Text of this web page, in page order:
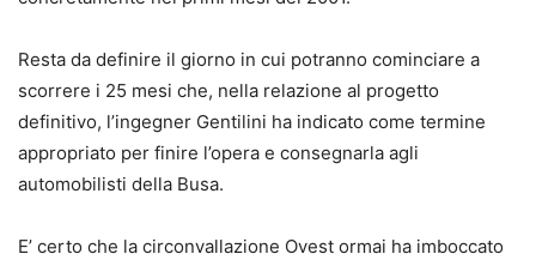
Resta da definire il giorno in cui potranno cominciare a
scorrere i 25 mesi che, nella relazione al progetto
definitivo, l’ingegner Gentilini ha indicato come termine
appropriato per finire l’opera e consegnarla agli
automobilisti della Busa.
E’ certo che la circonvallazione Ovest ormai ha imboccato